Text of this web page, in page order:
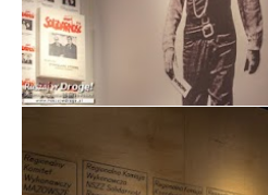
Wystawa w Europejskim